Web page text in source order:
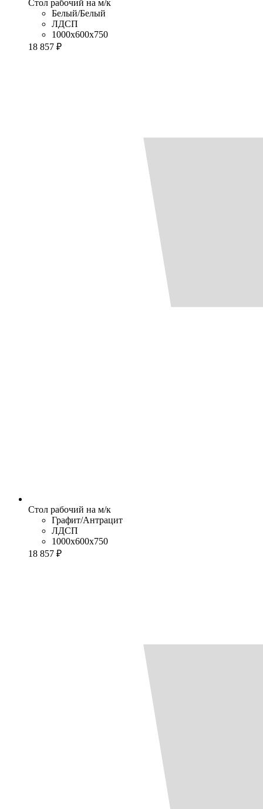
Стол рабочий на м/к
Белый/Белый
ЛДСП
1000x600x750
18 857 ₽
Стол рабочий на м/к
Графит/Антрацит
ЛДСП
1000x600x750
18 857 ₽